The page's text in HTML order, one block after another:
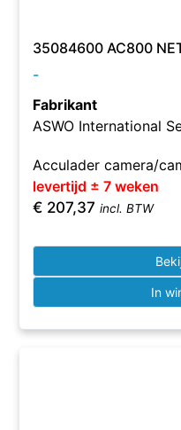
35084600 AC800
-
Fabrikant
ASWO International
Acculader camera/
levertijd ± 7 weken
€ 207,37 incl. BTW
In